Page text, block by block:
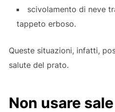
scivolamento di neve
tappeto erboso.
Queste situazioni, infatti,
salute del prato.
Non usare